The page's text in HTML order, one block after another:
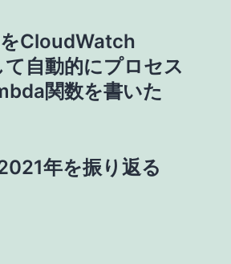
CloudWatch
自動的にプロセス
関数を書いた
年を振り返る